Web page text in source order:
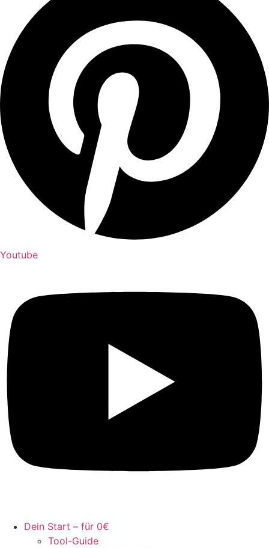
Youtube
Dein Start – für 0€
Tool-Guide